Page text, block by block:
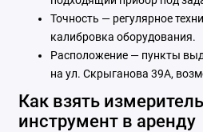
Точность — регулярное
калибровка оборудования.
Расположение — пункты
на ул. Скрыганова 39А,
Как взять
инструмент в аренду